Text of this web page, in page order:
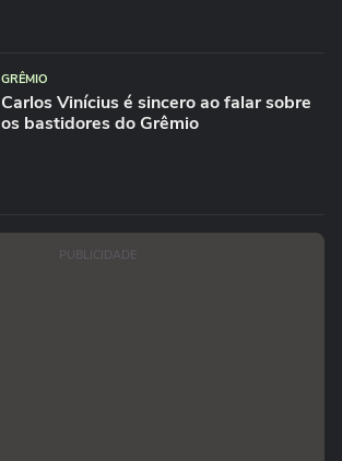
GRÊMIO
Carlos Vinícius é sincero ao falar sobre
os bastidores do Grêmio
PUBLICIDADE